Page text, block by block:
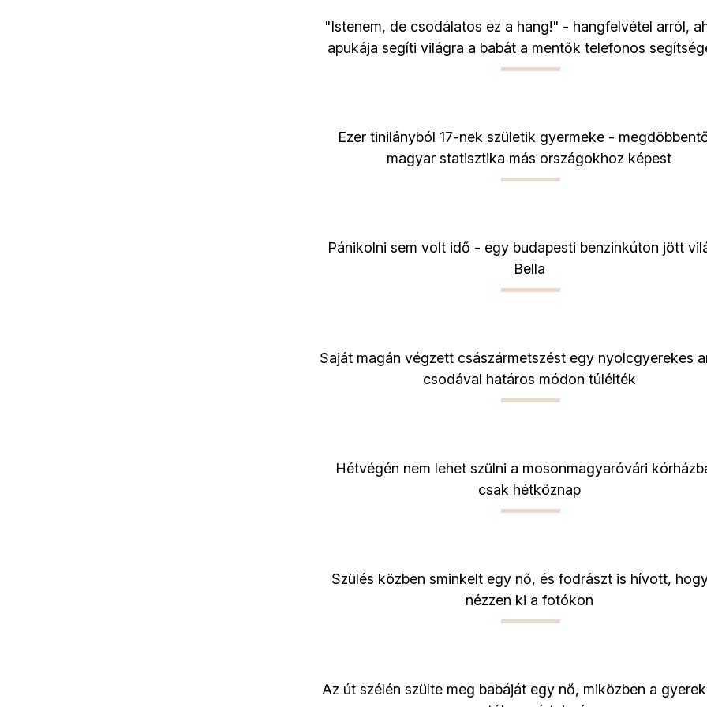
"Istenem, de csodálatos ez a hang!" - hangfelvétel arról,
apukája segíti világra a babát a mentők telefonos
Ezer tinilányból 17-nek születik gyermeke -
magyar statisztika más országokhoz képest
Pánikolni sem volt idő - egy budapesti benzinkúton jött
Bella
Saját magán végzett császármetszést egy nyolcgyerekes
csodával határos módon túlélték
Hétvégén nem lehet szülni a mosonmagyaróvári
csak hétköznap
Szülés közben sminkelt egy nő, és fodrászt is hívott,
nézzen ki a fotókon
Az út szélén szülte meg babáját egy nő, miközben a